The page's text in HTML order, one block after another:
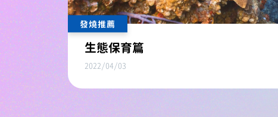
發燒推薦
生態保育篇
2022/04/03